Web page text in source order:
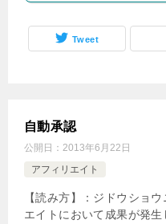
Tweet
自動承認
公開日： 2013年6月22日
アフィリエイト
【読み方】：ジドウショ
エイトにおいて成果が発